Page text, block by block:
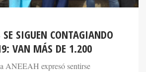
SE SIGUEN CONTAGIANDO
VAN MÁS DE 1.200
ANEEAH expresó sentirse